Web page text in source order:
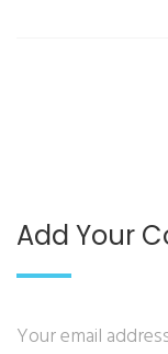
Add Your
Your email